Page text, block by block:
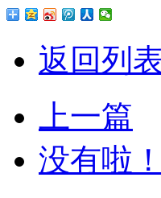
返回列
上一篇
没有啦！